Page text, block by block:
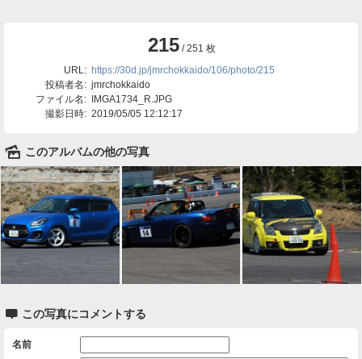
215/ 251 枚
URL: https://30d.jp/jmrchokkaido/106/photo/215
投稿者名: jmrchokkaido
ファイル名: IMGA1734_R.JPG
撮影日時: 2019/05/05 12:12:17
🌄 このアルバムの他の写真
 この写真にコメントする
名前